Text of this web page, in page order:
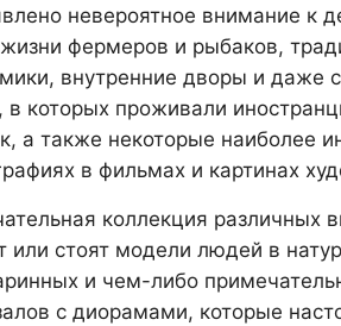
невероятное внимание к
фермеров и рыбаков,
внутренние дворы и даже
которых проживали
а также некоторые наиболее
в фильмах и картинах
коллекция различных
или стоят модели людей в
и чем-либо
с диорамами, которые